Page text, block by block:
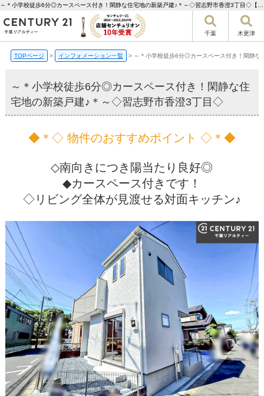
千葉 木更津
TOPページ > インフォメーション一覧 > ～＊小学校徒歩6分◎カースペース付き！閑静
～＊小学校徒歩6分◎カースペース付き！閑静な住
宅地の新築戸建♪＊～◇習志野市香澄3丁目◇
◆＊◇ 物件のおすすめポイント ◇＊◆
◇南向きにつき陽当たり良好◎
◆カースペース付きです！
◇リビング全体が見渡せる対面キッチン♪